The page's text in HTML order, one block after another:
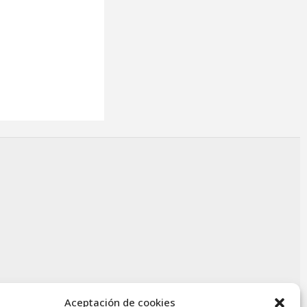
Aceptación de cookies